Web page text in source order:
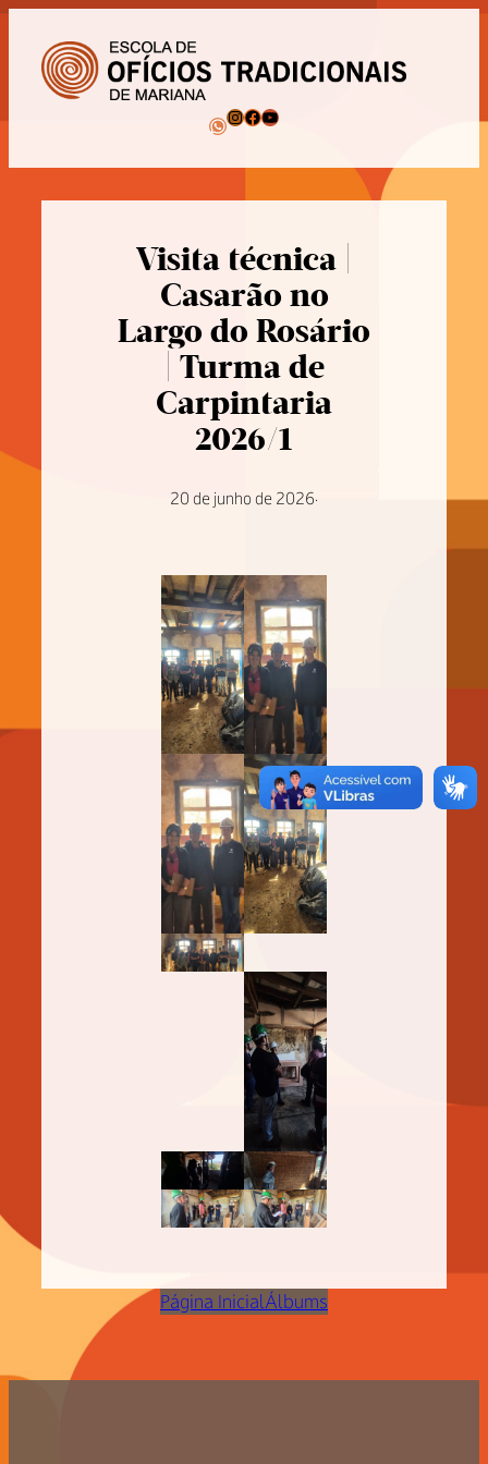
Pular
conteúdo
WhatsApp InstagramFacebook Youtube
Visita técnica |
Casarão no
Largo do Rosário
| Turma de
Carpintaria
2026/1
20 de junho de 2026·
Página InicialÁlbums